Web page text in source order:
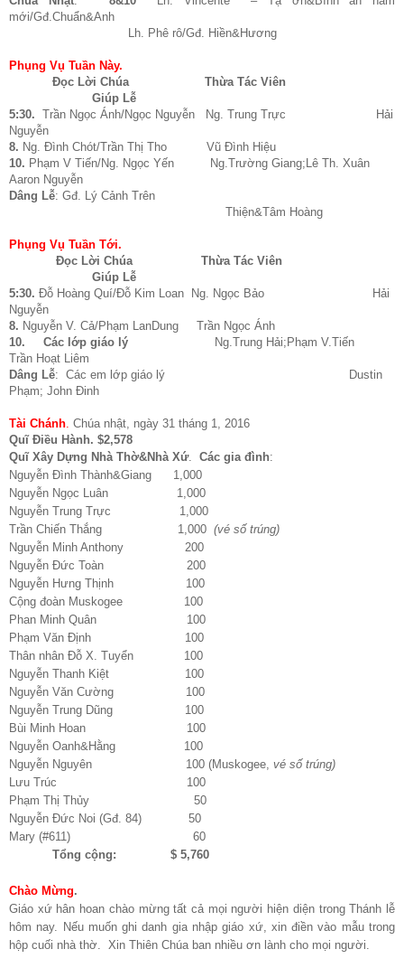
mới/Gđ.Chuẩn&Anh
Lh. Phê rô/Gđ. Hiền&Hương
Phụng Vụ Tuần Này.
Đọc Lời Chúa
Thừa Tác Viên
Giúp Lễ
5:30. Trần Ngọc Ánh/Ngọc Nguyễn Ng. Trung Trực Hải
Nguyễn
8. Ng. Đình Chót/Trần Thị Tho Vũ Đình Hiệu
10. Phạm V Tiến/Ng. Ngọc Yến Ng.Trường Giang;Lê Th. Xuân
Aaron Nguyễn
Dâng Lễ: Gđ. Lý Cảnh Trên
Thiện&Tâm Hoàng
Phụng Vụ Tuần Tới.
Đọc Lời Chúa
Thừa Tác Viên
Giúp Lễ
5:30. Đỗ Hoàng Quí/Đỗ Kim Loan Ng. Ngọc Bảo Hải
Nguyễn
8. Nguyễn V. Cả/Phạm LanDung Trần Ngọc Ánh
10. Các lớp giáo lý Ng.Trung Hải;Phạm V.Tiến
Trần Hoạt Liêm
Dâng Lễ: Các em lớp giáo lý Dustin
Phạm; John Đinh
Tài Chánh. Chúa nhật, ngày 31 tháng 1, 2016
Quĩ Điều Hành. $2,578
Quĩ Xây Dựng Nhà Thờ&Nhà Xứ. Các gia đình:
Nguyễn Đình Thành&Giang 1,000
Nguyễn Ngọc Luân 1,000
Nguyễn Trung Trực 1,000
Trần Chiến Thắng 1,000 (vé số trúng)
Nguyễn Minh Anthony 200
Nguyễn Đức Toàn 200
Nguyễn Hưng Thịnh 100
Cộng đoàn Muskogee 100
Phan Minh Quân 100
Phạm Văn Định 100
Thân nhân Đỗ X. Tuyển 100
Nguyễn Thanh Kiệt 100
Nguyễn Văn Cường 100
Nguyễn Trung Dũng 100
Bùi Minh Hoan 100
Nguyễn Oanh&Hằng 100
Nguyễn Nguyên 100 (Muskogee, vé số trúng)
Lưu Trúc 100
Phạm Thị Thủy 50
Nguyễn Đức Noi (Gđ. 84) 50
Mary (#611) 60
Tổng cộng: $ 5,760
Chào Mừng.
Giáo xứ hân hoan chào mừng tất cả mọi người hiện diện trong Thánh lễ
hôm nay. Nếu muốn ghi danh gia nhập giáo xứ, xin điền vào mẫu trong
hộp cuối nhà thờ. Xin Thiên Chúa ban nhiều ơn lành cho mọi người.